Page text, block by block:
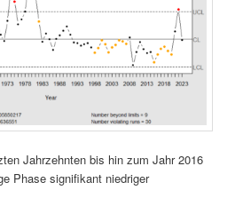
Jahrzehnten bis hin zum Jahr 2016
Phase signifikant niedriger